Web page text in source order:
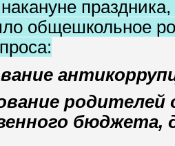
общешкольное
родителей
бюджета,